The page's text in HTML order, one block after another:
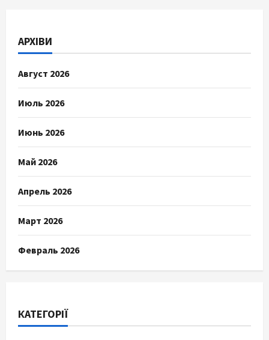
АРХІВИ
Август 2026
Июль 2026
Июнь 2026
Май 2026
Апрель 2026
Март 2026
Февраль 2026
КАТЕГОРІЇ